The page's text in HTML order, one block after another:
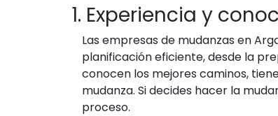
1. Experiencia y
Las empresas de mudanzas en
planificación eficiente, desde la
conocen los mejores caminos,
mudanza. Si decides hacer la
proceso.